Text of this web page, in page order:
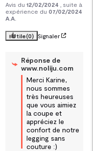
Avis du 12/02/2024
, suite à
expérience du 07/02/2024
A.A.
Utile(0) Signaler
Réponse de
www.noliju.com
Merci Karine,
nous sommes
très heureuses
que vous aimiez
la coupe et
appréciez le
confort de notre
legging sans
couture :)